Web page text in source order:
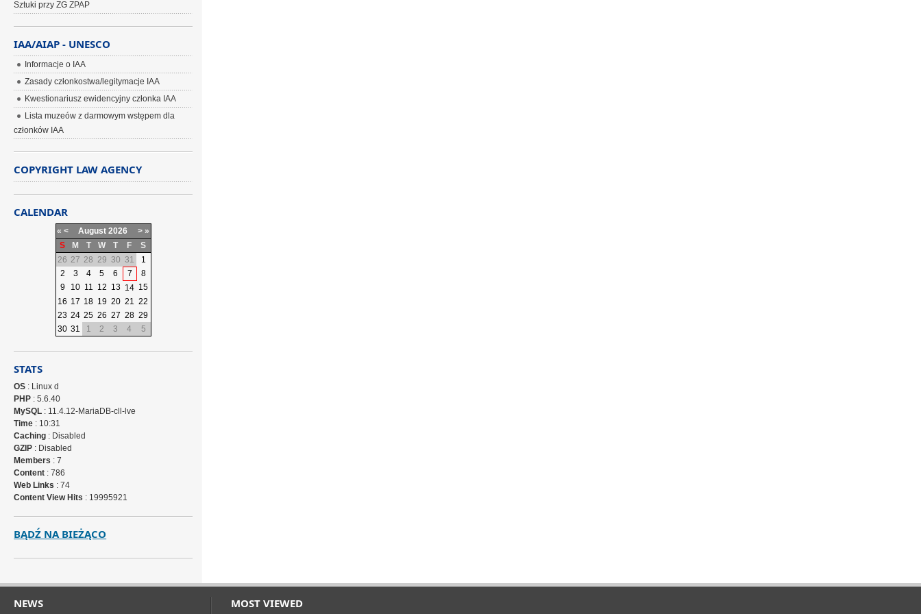
Sztuki przy ZG ZPAP
IAA/AIAP - UNESCO
Informacje o IAA
Zasady członkostwa/legitymacje IAA
Kwestionariusz ewidencyjny członka IAA
Lista muzeów z darmowym wstępem dla
członków IAA
COPYRIGHT LAW AGENCY
CALENDAR
« < August 2026 > »
S
M T W T F
S
26 27 28 29 30 31
1
2
3 4 5 6 7
8
9
10 11 12 13 14 15
16 17 18 19 20 21 22
23 24 25 26 27 28 29
30 31 1 2 3 4 5
STATS
OS : Linux d
PHP : 5.6.40
MySQL : 11.4.12-MariaDB-cll-lve
Time : 10:31
Caching : Disabled
GZIP : Disabled
Members : 7
Content : 786
Web Links : 74
Content View Hits : 19995921
BĄDŹ NA BIEŻĄCO
NEWS MOST VIEWED